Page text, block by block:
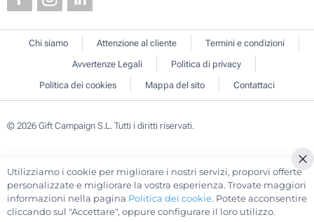
Chi siamo Attenzione al cliente
Termini e condizioni
Avvertenze Legali
Politica di privacy
Politica dei cookies
Mappa del sito Contattaci
© 2026 Gift Campaign S.L. Tutti i diritti riservati.
Utilizziamo i cookie per migliorare i nostri servizi, proporvi offerte
personalizzate e migliorare la vostra esperienza. Trovate maggiori
informazioni nella pagina Politica dei cookie. Potete acconsentire
cliccando sul "Accettare", oppure configurare il loro utilizzo.